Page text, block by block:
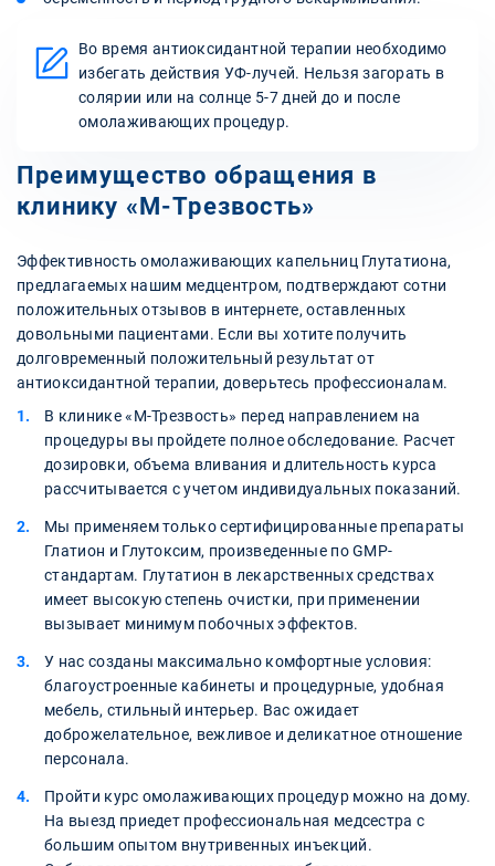
Во время антиоксидантной терапии необходимо
избегать действия УФ-лучей. Нельзя загорать в
солярии или на солнце 5-7 дней до и после
омолаживающих процедур.
Преимущество обращения в
клинику «М-Трезвость»
Эффективность омолаживающих капельниц Глутатиона,
предлагаемых нашим медцентром, подтверждают сотни
положительных отзывов в интернете, оставленных
довольными пациентами. Если вы хотите получить
долговременный положительный результат от
антиоксидантной терапии, доверьтесь профессионалам.
В клинике «М-Трезвость» перед направлением на
процедуры вы пройдете полное обследование. Расчет
дозировки, объема вливания и длительность курса
рассчитывается с учетом индивидуальных показаний.
Мы применяем только сертифицированные препараты
Глатион и Глутоксим, произведенные по GMP-
стандартам. Глутатион в лекарственных средствах
имеет высокую степень очистки, при применении
вызывает минимум побочных эффектов.
У нас созданы максимально комфортные условия:
благоустроенные кабинеты и процедурные, удобная
мебель, стильный интерьер. Вас ожидает
доброжелательное, вежливое и деликатное отношение
персонала.
Пройти курс омолаживающих процедур можно на дому.
На выезд приедет профессиональная медсестра с
большим опытом внутривенных инъекций.